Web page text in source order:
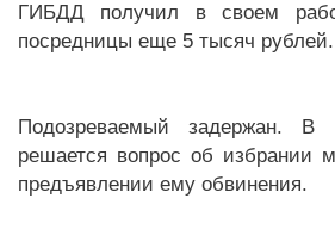
ГИБДД получил в своем
посредницы еще 5 тысяч рублей.
Подозреваемый задержан. В
решается вопрос об избрании
предъявлении ему обвинения.